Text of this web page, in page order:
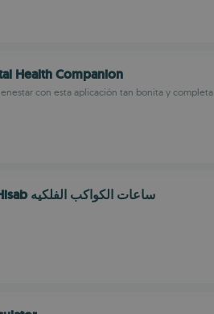
Health Companion
con esta aplicación tan bonita y completa
Chogadia Hisab ساعات الكواكب الفلكيه